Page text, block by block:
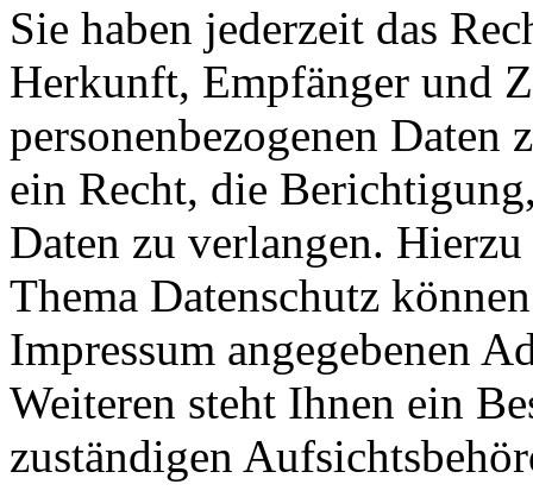
Sie haben jederzeit das
Herkunft, Empfänger und
personenbezogenen Daten
ein Recht, die
Daten zu verlangen.
Thema Datenschutz
Impressum angegebenen
Weiteren steht Ihnen ein
zuständigen